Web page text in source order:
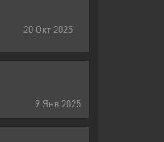
20 Окт 2025
9 Янв 2025